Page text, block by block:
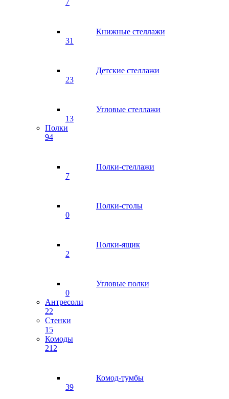
7
Книжные стеллажи
31
Детские стеллажи
23
Угловые стеллажи
13
Полки
94
Полки-стеллажи
7
Полки-столы
0
Полки-ящик
2
Угловые полки
0
Антресоли
22
Стенки
15
Комоды
212
Комод-тумбы
39